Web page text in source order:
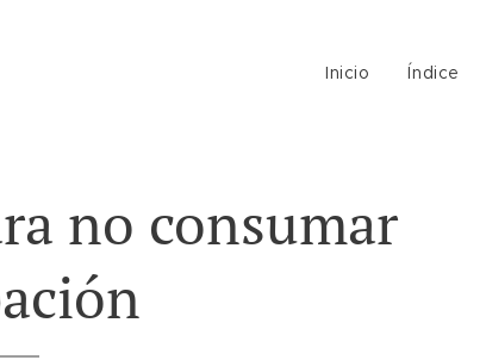
Inicio Índice
no consumar